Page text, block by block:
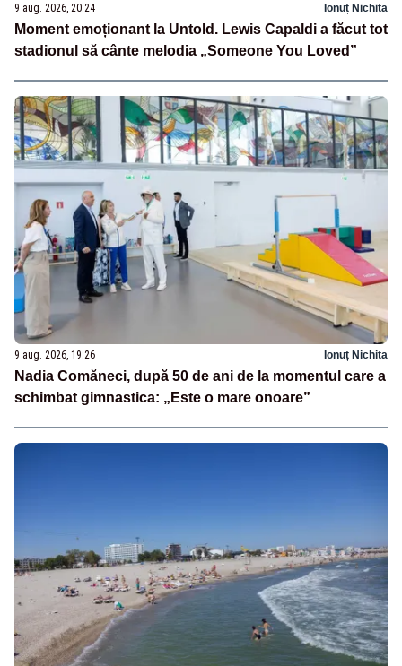
9 aug. 2026, 20:24 Ionuț Nichita
Moment emoționant la Untold. Lewis Capaldi a făcut tot
stadionul să cânte melodia „Someone You Loved”
9 aug. 2026, 19:26 Ionuț Nichita
Nadia Comăneci, după 50 de ani de la momentul care a
schimbat gimnastica: „Este o mare onoare”